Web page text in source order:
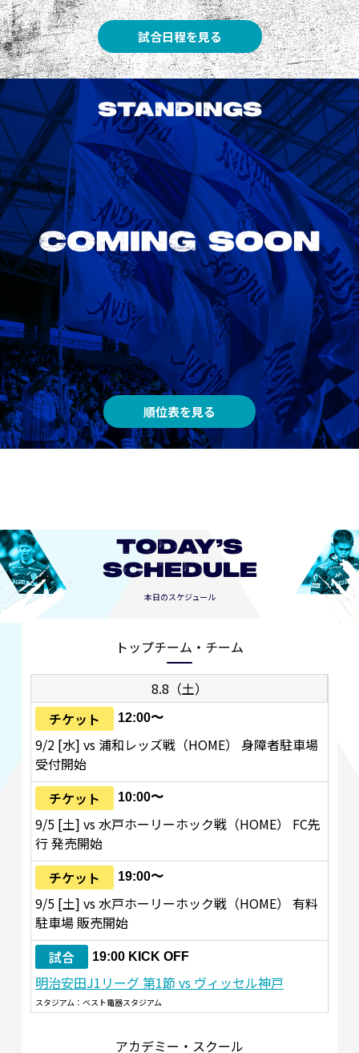
試合日程を見る
STANDINGS
順位表を見る
TODAY’S
SCHEDULE
本日のスケジュール
トップチーム・チーム
8.8（土）
チケット
12:00〜
9/2 [水] vs 浦和レッズ戦（HOME） 身障者駐車場
受付開始
チケット
10:00〜
9/5 [土] vs 水戸ホーリーホック戦（HOME） FC先
行 発売開始
チケット
19:00〜
9/5 [土] vs 水戸ホーリーホック戦（HOME） 有料
駐車場 販売開始
試合
19:00 KICK OFF
明治安田J1リーグ 第1節 vs ヴィッセル神戸
スタジアム：ベスト電器スタジアム
アカデミー・スクール